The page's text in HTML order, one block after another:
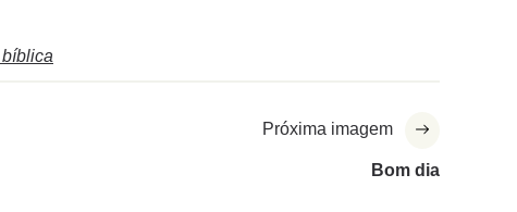
Próxima imagem
Bom dia